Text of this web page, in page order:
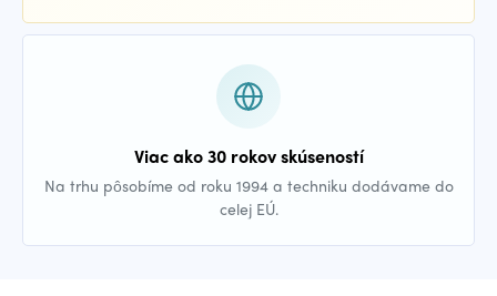
Viac ako 30 rokov skúseností
Na trhu pôsobíme od roku 1994 a techniku dodávame do
celej EÚ.